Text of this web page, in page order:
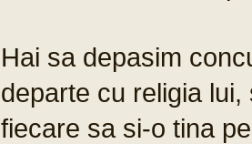
Hai sa depasim
departe cu religia
fiecare sa si-o tina